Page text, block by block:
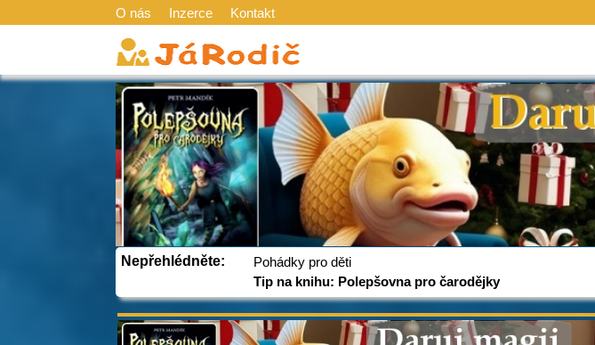
O nás Inzerce Kontakt
Nepřehlédněte:
Pohádky pro děti
Tip na knihu: Polepšovna pro čarodějky